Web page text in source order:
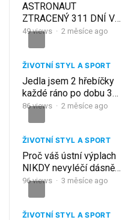
ASTRONAUT
ZTRACENÝ 311 DNÍ VE
VESMÍRU
49views · 2 měsíce ago
ŽIVOTNÍ STYL A SPORT
Jedla jsem 2 hřebíčky
každé ráno po dobu 30
dní – výsledky mě
86views · 2 měsíce ago
ŽIVOTNÍ STYL A SPORT
Proč váš ústní výplach
NIKDY nevyléčí dásně
— a co skutečně
96views · 3 měsíce ago
ŽIVOTNÍ STYL A SPORT